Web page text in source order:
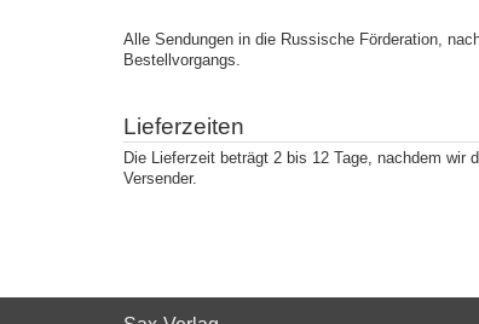
Alle Sendungen in die Russische Förderation,
Bestellvorgangs.
Lieferzeiten
Die Lieferzeit beträgt 2 bis 12 Tage, nachdem wir
Versender.